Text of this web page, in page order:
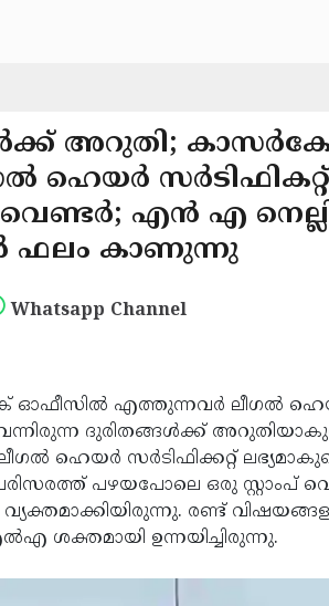
അറുതി;
ഹെയര്‍
വെണ്ടര്‍; എന്‍ എ
ഫലം കാണുന്നു
Whatsapp Channel
ഓഫീസില്‍ എത്തുന്നവര്‍ ലീഗല്‍
ദുരിതങ്ങള്‍ക്ക്
ഹെയര്‍ സര്‍ടിഫിക്കറ്റ്
പഴയപോലെ ഒരു സ്റ്റാംപ്
രണ്ട്
ശക്തമായി ഉന്നയിച്ചിരുന്നു.